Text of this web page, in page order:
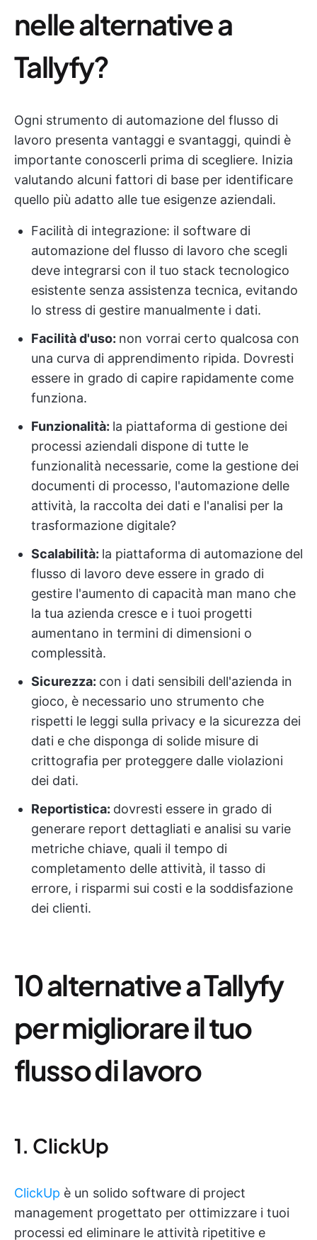
nelle alternative a
Tallyfy?
Ogni strumento di automazione del flusso di
lavoro presenta vantaggi e svantaggi, quindi è
importante conoscerli prima di scegliere. Inizia
valutando alcuni fattori di base per identificare
quello più adatto alle tue esigenze aziendali.
Facilità di integrazione: il software di
automazione del flusso di lavoro che scegli
deve integrarsi con il tuo stack tecnologico
esistente senza assistenza tecnica, evitando
lo stress di gestire manualmente i dati.
Facilità d'uso: non vorrai certo qualcosa con
una curva di apprendimento ripida. Dovresti
essere in grado di capire rapidamente come
funziona.
Funzionalità: la piattaforma di gestione dei
processi aziendali dispone di tutte le
funzionalità necessarie, come la gestione dei
documenti di processo, l'automazione delle
attività, la raccolta dei dati e l'analisi per la
trasformazione digitale?
Scalabilità: la piattaforma di automazione del
flusso di lavoro deve essere in grado di
gestire l'aumento di capacità man mano che
la tua azienda cresce e i tuoi progetti
aumentano in termini di dimensioni o
complessità.
Sicurezza: con i dati sensibili dell'azienda in
gioco, è necessario uno strumento che
rispetti le leggi sulla privacy e la sicurezza dei
dati e che disponga di solide misure di
crittografia per proteggere dalle violazioni
dei dati.
Reportistica: dovresti essere in grado di
generare report dettagliati e analisi su varie
metriche chiave, quali il tempo di
completamento delle attività, il tasso di
errore, i risparmi sui costi e la soddisfazione
dei clienti.
10 alternative a Tallyfy
per migliorare il tuo
flusso di lavoro
1. ClickUp
ClickUp è un solido software di project
management progettato per ottimizzare i tuoi
processi ed eliminare le attività ripetitive e